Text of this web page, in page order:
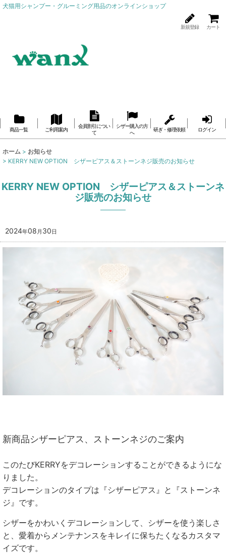
犬猫用シャンプー・グルーミング用品のオンラインショップ
新規登録 カート
商品一覧 ご利用案内
会員割引につい
て
シザー購入の方
へ
研ぎ・修理依頼 ログイン
ホーム > お知らせ
> KERRY NEW OPTION シザーピアス＆ストーンネジ販売のお知らせ
KERRY NEW OPTION シザーピアス＆ストーンネ
ジ販売のお知らせ
2024年08 月 30日
新商品シザーピアス、ストーンネジのご案内
このたびKERRYをデコレーションすることができるようにな
りました。
デコレーションのタイプは『シザーピアス』と『ストーンネ
ジ』です。
シザーをかわいくデコレーションして、シザーを使う楽しさ
と、 愛着からメンテナンスをキレイに保ちたくなるカスタマ
イズです。